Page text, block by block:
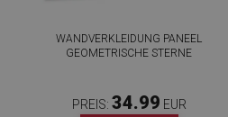
WANDVERKLEIDUNG PANEEL
GEOMETRISCHE STERNE
PREIS: 34.99 EUR